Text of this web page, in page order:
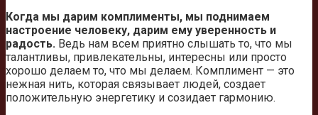
Когда мы дарим комплименты, мы поднимаем
настроение человеку, дарим ему уверенность и
радость. Ведь нам всем приятно слышать то, что мы
талантливы, привлекательны, интересны или просто
хорошо делаем то, что мы делаем. Комплимент — это
нежная нить, которая связывает людей, создает
положительную энергетику и созидает гармонию.